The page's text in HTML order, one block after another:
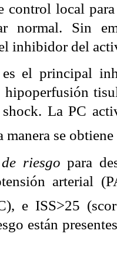
control local
normal. Sin
inhibidor del
el principal
hipoperfusión
shock. La PC
manera se
riesgo para
arterial
), e ISS>25
están